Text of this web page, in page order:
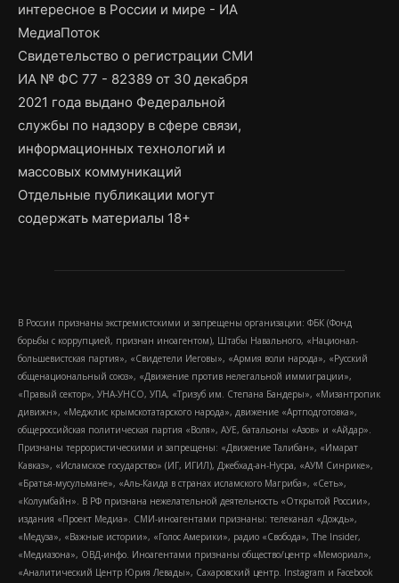
интересное в России и мире - ИА
МедиаПоток
Свидетельство о регистрации СМИ
ИА № ФС 77 - 82389 от 30 декабря
2021 года выдано Федеральной
службы по надзору в сфере связи,
информационных технологий и
массовых коммуникаций
Отдельные публикации могут
содержать материалы 18+
В России признаны экстремистскими и запрещены организации: ФБК (Фонд
борьбы с коррупцией, признан иноагентом), Штабы Навального, «Национал-
большевистская партия», «Свидетели Иеговы», «Армия воли народа», «Русский
общенациональный союз», «Движение против нелегальной иммиграции»,
«Правый сектор», УНА-УНСО, УПА, «Тризуб им. Степана Бандеры», «Мизантропик
дивижн», «Меджлис крымскотатарского народа», движение «Артподготовка»,
общероссийская политическая партия «Воля», АУЕ, батальоны «Азов» и «Айдар».
Признаны террористическими и запрещены: «Движение Талибан», «Имарат
Кавказ», «Исламское государство» (ИГ, ИГИЛ), Джебхад-ан-Нусра, «АУМ Синрике»,
«Братья-мусульмане», «Аль-Каида в странах исламского Магриба», «Сеть»,
«Колумбайн». В РФ признана нежелательной деятельность «Открытой России»,
издания «Проект Медиа». СМИ-иноагентами признаны: телеканал «Дождь»,
«Медуза», «Важные истории», «Голос Америки», радио «Свобода», The Insider,
«Медиазона», ОВД-инфо. Иноагентами признаны общество/центр «Мемориал»,
«Аналитический Центр Юрия Левады», Сахаровский центр. Instagram и Facebook